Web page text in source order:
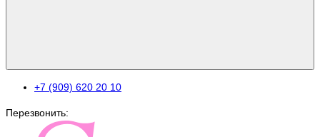
+7 (909) 620 20 10
Перезвонить: